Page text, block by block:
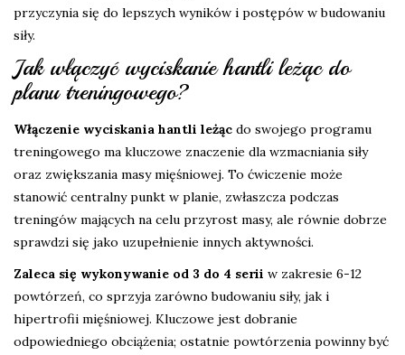
przyczynia się do lepszych wyników i postępów w budowaniu
siły.
Jak włączyć wyciskanie hantli leżąc do
planu treningowego?
Włączenie wyciskania hantli leżąc do swojego programu
treningowego ma kluczowe znaczenie dla wzmacniania siły
oraz zwiększania masy mięśniowej. To ćwiczenie może
stanowić centralny punkt w planie, zwłaszcza podczas
treningów mających na celu przyrost masy, ale równie dobrze
sprawdzi się jako uzupełnienie innych aktywności.
Zaleca się wykonywanie od 3 do 4 serii w zakresie 6-12
powtórzeń, co sprzyja zarówno budowaniu siły, jak i
hipertrofii mięśniowej. Kluczowe jest dobranie
odpowiedniego obciążenia; ostatnie powtórzenia powinny być